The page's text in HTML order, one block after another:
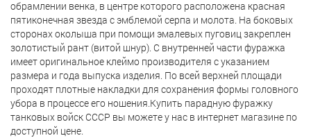
обрамлении венка, в центре которого расположена красная
пятиконечная звезда с эмблемой серпа и молота. На боковых
сторонах околыша при помощи эмалевых пуговиц закреплен
золотистый рант (витой шнур). С внутренней части фуражка
имеет оригинальное клеймо производителя с указанием
размера и года выпуска изделия. По всей верхней площади
проходят плотные накладки для сохранения формы головного
убора в процессе его ношения.Купить парадную фуражку
танковых войск СССР вы можете у нас в интернет магазине по
доступной цене.